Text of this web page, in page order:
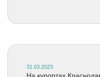
31.03.2023